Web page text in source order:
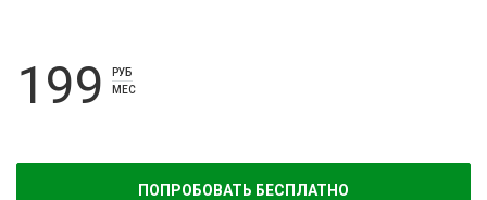
199
РУБ
МЕС
ПОПРОБОВАТЬ БЕСПЛАТНО